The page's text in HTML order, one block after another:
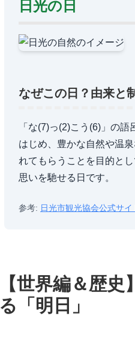
日光の日
なぜこの日？由来と
「な(7)っ(2)こう(6)」の
はじめ、豊かな自然や温
れてもらうことを目的と
思いを馳せる日です。
参考: 日光市観光協会公式サイ
【世界編＆歴
る「明日」